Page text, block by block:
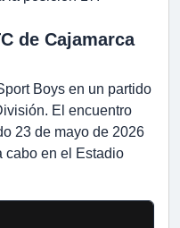
de Cajamarca
Boys en un partido
El encuentro
23 de mayo de 2026
cabo en el Estadio